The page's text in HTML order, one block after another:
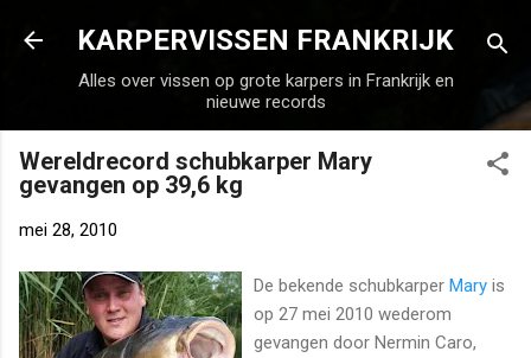
Doorgaan naar hoofdcontent
KARPERVISSEN FRANKRIJK
Alles over vissen op grote karpers in Frankrijk en
nieuwe records
Wereldrecord schubkarper Mary
gevangen op 39,6 kg
mei 28, 2010
De bekende schubkarper Mary is
op 27 mei 2010 wederom
gevangen door Nermin Caro,